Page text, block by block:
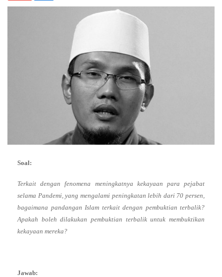
Soal:
Terkait dengan fenomena meningkatnya kekayaan para pejabat
selama Pandemi, yang mengalami peningkatan lebih dari 70 persen,
bagaimana pandangan Islam terkait dengan pembuktian terbalik?
Apakah boleh dilakukan pembuktian terbalik untuk membuktikan
kekayaan mereka?
Jawab: